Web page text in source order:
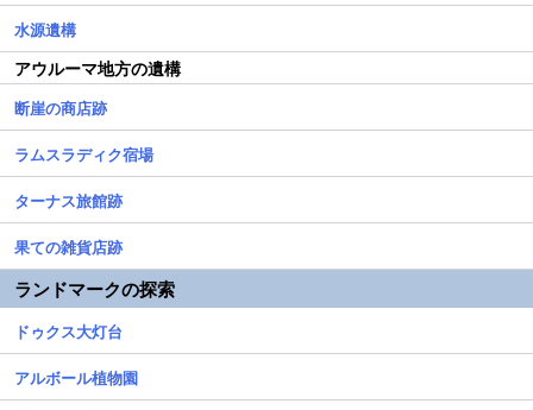
水源遺構
アウルーマ地方の遺構
断崖の商店跡
ラムスラディク宿場
ターナス旅館跡
果ての雑貨店跡
ランドマークの探索
ドゥクス大灯台
アルボール植物園